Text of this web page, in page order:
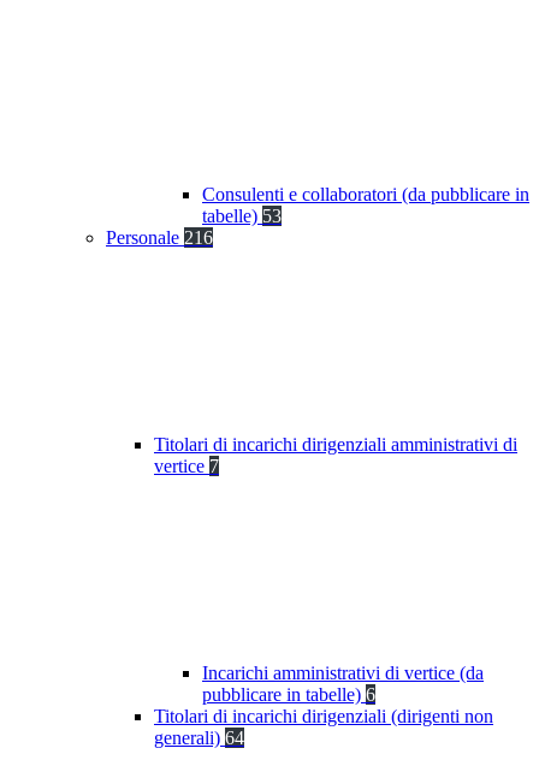
Consulenti e collaboratori (da pubblicare in
tabelle) 53
Personale 216
Titolari di incarichi dirigenziali amministrativi di
vertice 7
Incarichi amministrativi di vertice (da
pubblicare in tabelle) 6
Titolari di incarichi dirigenziali (dirigenti non
generali) 64